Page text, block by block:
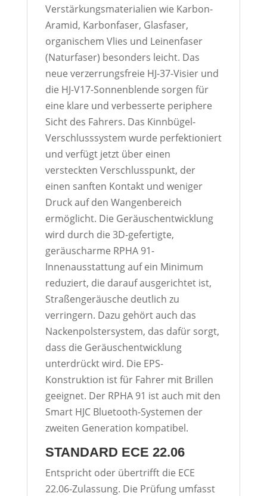
Verstärkungsmaterialien wie Karbon-
Aramid, Karbonfaser, Glasfaser,
organischem Vlies und Leinenfaser
(Naturfaser) besonders leicht. Das
neue verzerrungsfreie HJ-37-Visier und
die HJ-V17-Sonnenblende sorgen für
eine klare und verbesserte periphere
Sicht des Fahrers. Das Kinnbügel-
Verschlusssystem wurde perfektioniert
und verfügt jetzt über einen
versteckten Verschlusspunkt, der
einen sanften Kontakt und weniger
Druck auf den Wangenbereich
ermöglicht. Die Geräuschentwicklung
wird durch die 3D-gefertigte,
geräuscharme RPHA 91-
Innenausstattung auf ein Minimum
reduziert, die darauf ausgerichtet ist,
Straßengeräusche deutlich zu
verringern. Dazu gehört auch das
Nackenpolstersystem, das dafür sorgt,
dass die Geräuschentwicklung
unterdrückt wird. Die EPS-
Konstruktion ist für Fahrer mit Brillen
geeignet. Der RPHA 91 ist auch mit den
Smart HJC Bluetooth-Systemen der
zweiten Generation kompatibel.
STANDARD ECE 22.06
Entspricht oder übertrifft die ECE
22.06-Zulassung. Die Prüfung umfasst